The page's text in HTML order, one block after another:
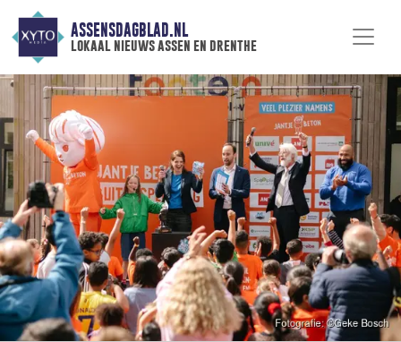
ASSENSDAGBLAD.NL
lokaal nieuws assen en drenthe